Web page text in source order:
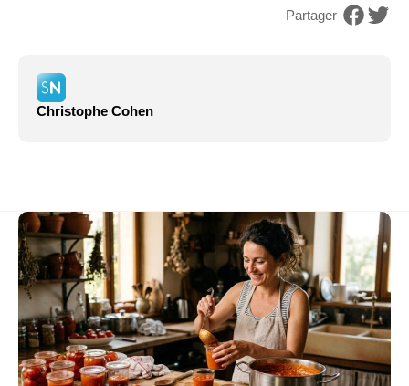
Partager
Christophe Cohen